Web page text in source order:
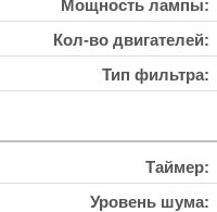
Мощность лампы
Кол-во двигателей
Тип фильтра
Таймер
Уровень шума